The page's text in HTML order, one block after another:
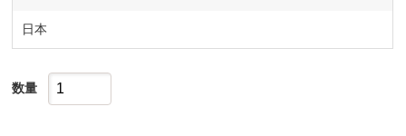
日本
数量